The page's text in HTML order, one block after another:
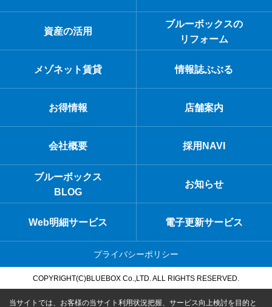
資産の活用
ブルーボックスの
リフォーム
メゾネット賃貸 情報誌ぶぶる
お得情報 店舗案内
会社概要 採用NAVI
ブルーボックス
BLOG
お知らせ
Web明細サービス 電子更新サービス
プライバシーポリシー
COPYRIGHT(C)BLUEBOX Co.,LTD. ALL RIGHTS RESERVED.
当サイトでは、お客様の当サイト利用状況把握、サービス向上検討を目的と